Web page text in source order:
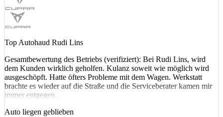
Top Autohaud Rudi Lins
Gesamtbewertung des Betriebs (verifiziert): Bei Rudi Lins, wird
dem Kunden wirklich geholfen. Kulanz soweit wie möglich wird
ausgeschöpft. Hatte öfters Probleme mit dem Wagen. Werkstatt
brachte es wieder auf die Straße und die Serviceberater kamen mir
immer entgegen.
Auto liegen geblieben